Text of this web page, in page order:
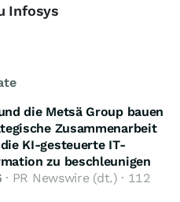
Infosys
die Metsä Group bauen
Zusammenarbeit
KI-gesteuerte IT-
zu beschleunigen
· PR Newswire (dt.) · 112